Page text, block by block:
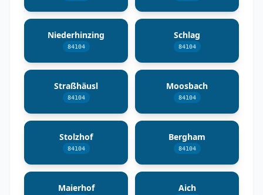
Niederhinzing
84104
Schlag
84104
Straßhäusl
84104
Moosbach
84104
Stolzhof
84104
Bergham
84104
Maierhof Aich